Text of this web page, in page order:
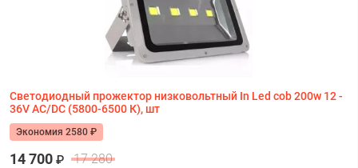
Светодиодный прожектор низковольтный In Led cob 200w 12 -
36V AC/DC (5800-6500 К), шт
Экономия 2580 ₽
14 700 ₽ 17 280